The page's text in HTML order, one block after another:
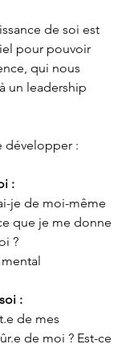
de soi est
pour pouvoir
qui nous
un leadership
développer :
:
je de moi-même
que je me donne
?
:
de mes
de moi ? Est-ce